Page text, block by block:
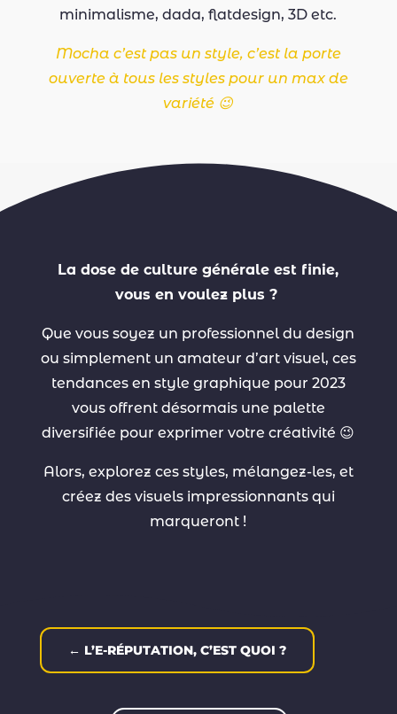
minimalisme, dada, flatdesign, 3D etc.
Mocha c’est pas un style, c’est la porte
ouverte à tous les styles pour un max de
variété 😉
La dose de culture générale est finie,
vous en voulez plus ?
Que vous soyez un professionnel du design
ou simplement un amateur d’art visuel, ces
tendances en style graphique pour 2023
vous offrent désormais une palette
diversifiée pour exprimer votre créativité 😉
Alors, explorez ces styles, mélangez-les, et
créez des visuels impressionnants qui
marqueront !
← L’E-RÉPUTATION, C’EST QUOI ?